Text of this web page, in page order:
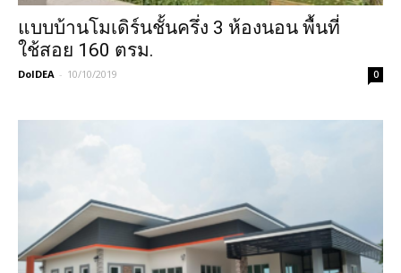
แบบบ้านโมเดิร์นชั้นครึ่ง 3 ห้องนอน พื้นที่
ใช้สอย 160 ตรม.
DoIDEA - 10/10/2019 0